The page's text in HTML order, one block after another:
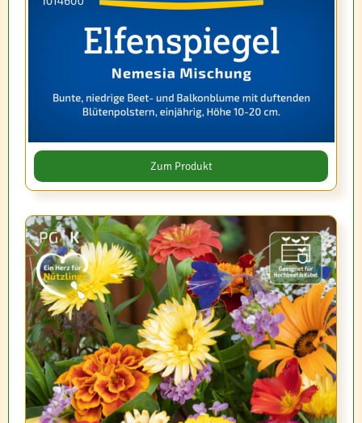
Zum Produkt